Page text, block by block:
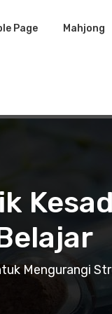
Page Mahjong
Mengurangi